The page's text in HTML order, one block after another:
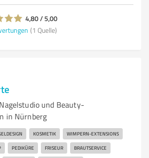
4,80 / 5,00
(1 Quelle)
und Beauty-
in Nürnberg
KOSMETIK WIMPERN-EXTENSIONS
PEDIKÜRE FRISEUR BRAUTSERVICE